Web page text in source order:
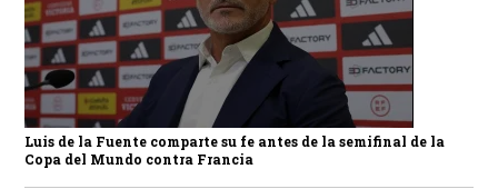
Luis de la Fuente comparte su fe antes de la semifinal de la
Copa del Mundo contra Francia